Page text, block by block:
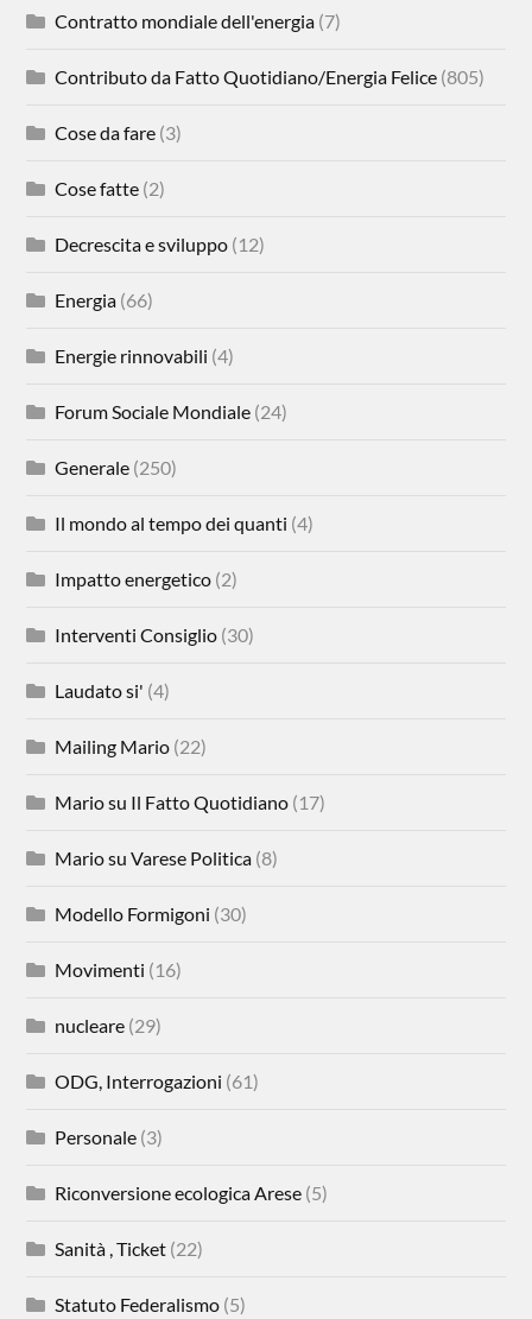
Contratto mondiale dell'energia (7)
Contributo da Fatto Quotidiano/Energia Felice (805)
Cose da fare (3)
Cose fatte (2)
Decrescita e sviluppo (12)
Energia (66)
Energie rinnovabili (4)
Forum Sociale Mondiale (24)
Generale (250)
Il mondo al tempo dei quanti (4)
Impatto energetico (2)
Interventi Consiglio (30)
Laudato si' (4)
Mailing Mario (22)
Mario su Il Fatto Quotidiano (17)
Mario su Varese Politica (8)
Modello Formigoni (30)
Movimenti (16)
nucleare (29)
ODG, Interrogazioni (61)
Personale (3)
Riconversione ecologica Arese (5)
Sanità , Ticket (22)
Statuto Federalismo (5)